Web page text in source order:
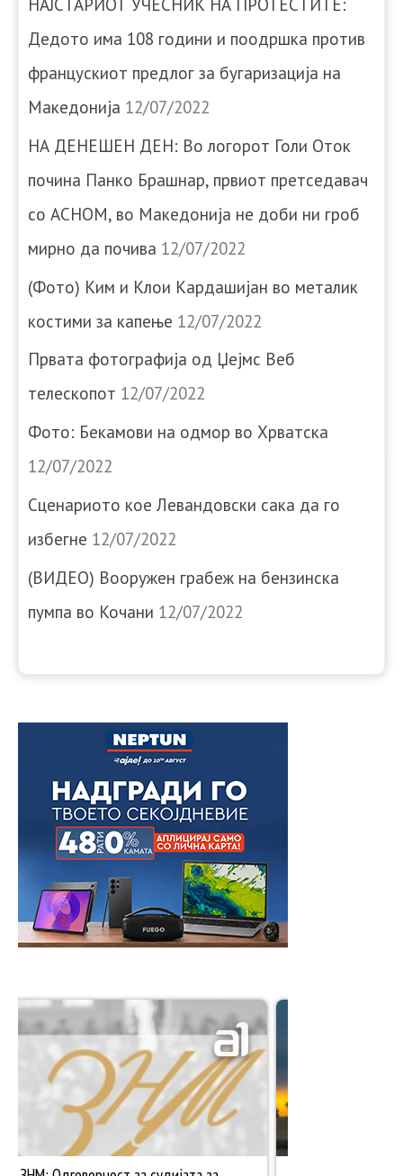
НАЈСТАРИОТ УЧЕСНИК НА ПРОТЕСТИТЕ:
Дедото има 108 години и поодршка против
францускиот предлог за бугаризација на
Македонија 12/07/2022
НА ДЕНЕШЕН ДЕН: Во логорот Голи Оток
почина Панко Брашнар, првиот претседавач
со АСНОМ, во Македонија не доби ни гроб
мирно да почива 12/07/2022
(Фото) Ким и Клои Кардашијан во металик
костими за капење 12/07/2022
Првата фотографија од Џејмс Веб
телескопот 12/07/2022
Фото: Бекамови на одмор во Хрватска
12/07/2022
Сценариото кое Левандовски сака да го
избегне 12/07/2022
(ВИДЕО) Вооружен грабеж на бензинска
пумпа во Кочани 12/07/2022